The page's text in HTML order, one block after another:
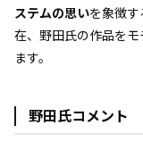
ステムの思いを象徴
在、野田氏の作品を
ます。
野田氏コメント